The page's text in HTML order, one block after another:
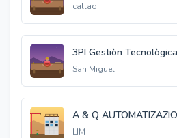
callao
3PI Gestiòn
San Miguel
A & Q
LIM